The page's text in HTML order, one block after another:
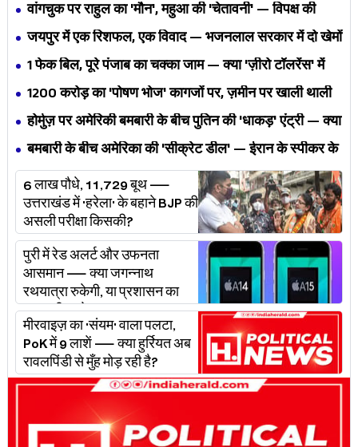
वांगचुक पर राहुल का 'मौन', महुआ की 'चेतावनी' — विपक्ष की
एकता BJP का नैरेटिव बदलने से पहले बिखर रही है?
जयपुर में एक रिशफल, एक विवाद — भजनलाल सरकार में दो खेमों
की जंग अब छुपेगी कैसे?
1 फेक बिल, पूरे पंजाब का चक्का जाम — क्या 'ज़ीरो टॉलरेंस' में
अपनी ही यूनियनों से घिर गए भगवंत मान?
₹1200 करोड़ का 'पोषण भोज' कागजों पर, ज़मीन पर खाली थाली
— MP के बच्चों का निवाला कौन निगल रहा है?
होर्मुज़ पर अमेरिकी बमबारी के बीच पुतिन की 'धाकड़' एंट्री — क्या
ट्रंप-ईरान की जंग अब महायुद्ध बनेगी?
बमबारी के बीच अमेरिका की 'सीक्रेट डील' — ईरान के स्पीकर के
खुलासे ने असली खेल बेनक़ाब किया?
6 लाख पौधे, 11,729 बूथ —
उत्तराखंड में 'हरेला' के बहाने BJP की
असली परीक्षा किसकी?
पुरी में रेड अलर्ट और उफनता
आसमान — क्या जगन्नाथ
रथयात्रा रुकेगी, या प्रशासन का
'प्लान बी' चलेगा?
मीरवाइज़ का 'संयम' वाला पलटा,
PoK में 9 लाशें — क्या हुर्रियत अब
रावलपिंडी से मुँह मोड़ रही है?